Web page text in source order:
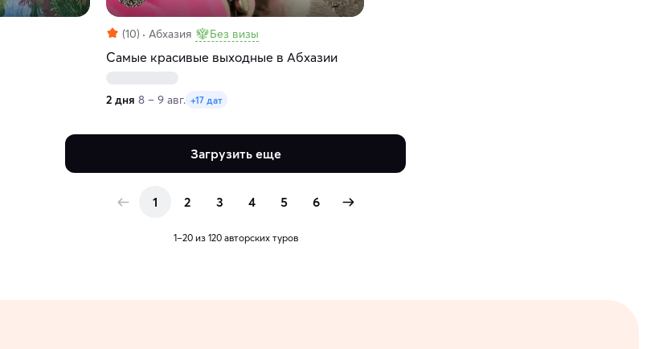
(10) Абхазия Без визы
Самые красивые выходные в Абхазии
2 дня 8 – 9 авг. +17 дат
Загрузить еще
1 2 3 4 5 6
1–20 из 120 авторских туров